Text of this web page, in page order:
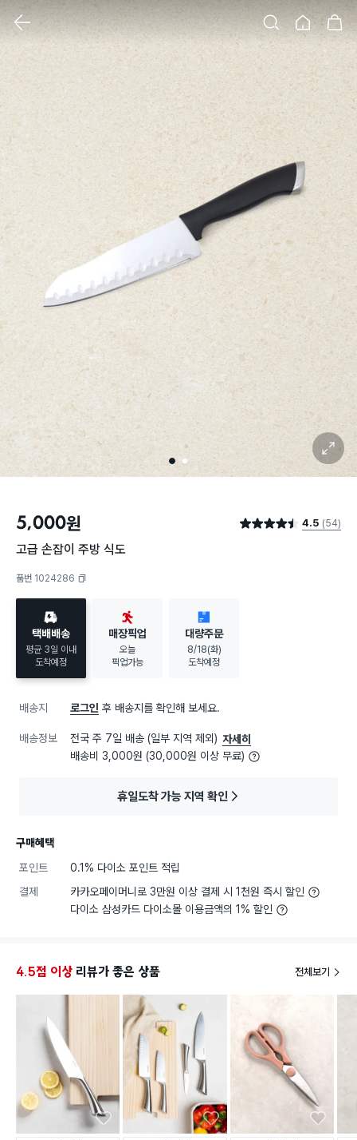
검색 장바구니
클릭 시 이미지 확대 보기 팝업 열림
1 2
확대 보기
5,000원 별점 4.5점 4.5 (54)
고급 손잡이 주방 식도
품번 1024286
택배배송
평균 3일 이내
도착예정
매장픽업
오늘
픽업가능
대량주문
8/18(화)
도착예정
배송지 로그인 후 배송지를 확인해 보세요.
배송정보 전국 주 7일 배송 (일부 지역 제외) 자세히
배송비 3,000원 (30,000원 이상 무료)
휴일도착 가능 지역 확인
구매혜택
포인트
0.1% 다이소 포인트 적립
결제
카카오페이머니로 3만원 이상 결제 시 1천원 즉시 할인
다이소 삼성카드 다이소몰 이용금액의 1% 할인
4.5점 이상 리뷰가 좋은 상품 전체보기